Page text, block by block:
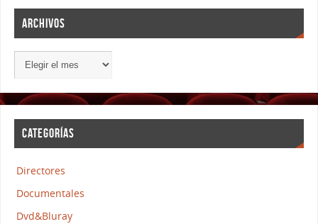
ARCHIVOS
CATEGORÍAS
Directores
Documentales
Dvd&Bluray